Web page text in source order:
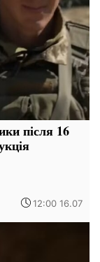
після 16
12:00 16.07